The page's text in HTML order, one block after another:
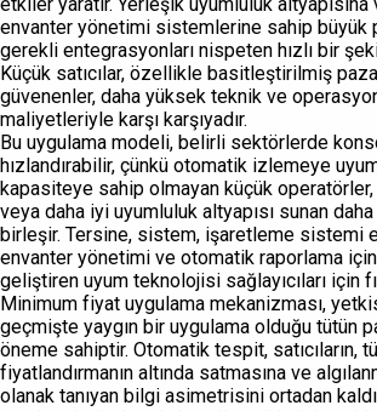
envanter yönetimi sistemlerine sahip büyük
gerekli entegrasyonları nispeten hızlı bir
Küçük satıcılar, özellikle basitleştirilmiş
güvenenler, daha yüksek teknik ve
maliyetleriyle karşı karşıyadır.
Bu uygulama modeli, belirli sektörlerde
hızlandırabilir, çünkü otomatik izlemeye
kapasiteye sahip olmayan küçük operatörler,
veya daha iyi uyumluluk altyapısı sunan
birleşir. Tersine, sistem, işaretleme sistemi
envanter yönetimi ve otomatik raporlama
geliştiren uyum teknolojisi sağlayıcıları için
Minimum fiyat uygulama mekanizması,
geçmişte yaygın bir uygulama olduğu tütün
öneme sahiptir. Otomatik tespit, satıcıların,
fiyatlandırmanın altında satmasına ve
olanak tanıyan bilgi asimetrisini ortadan